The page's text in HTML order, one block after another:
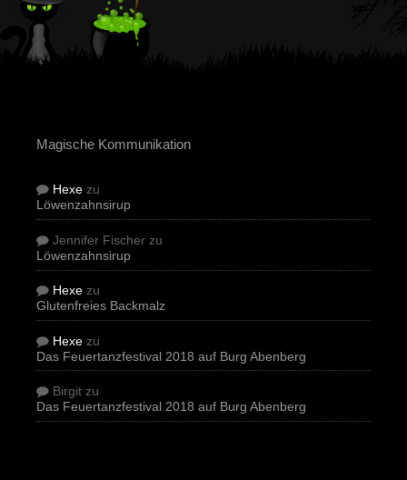
Magische Kommunikation
Hexe zu
Löwenzahnsirup
Jennifer Fischer zu
Löwenzahnsirup
Hexe zu
Glutenfreies Backmalz
Hexe zu
Das Feuertanzfestival 2018 auf Burg Abenberg
Birgit zu
Das Feuertanzfestival 2018 auf Burg Abenberg